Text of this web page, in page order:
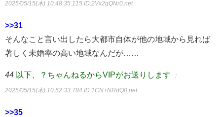
2025/05/15(木) 10:48:35.115 ID:2Vx2gQNr0.net
>>31
そんなこと言い出したら大都市自体が他の地域から見れば
著しく未婚率の高い地域なんだが……
44 以下、？ちゃんねるからVIPがお送りします ：
2025/05/15(木) 10:52:33.784 ID:1CN+NRdQ0.net
>>35